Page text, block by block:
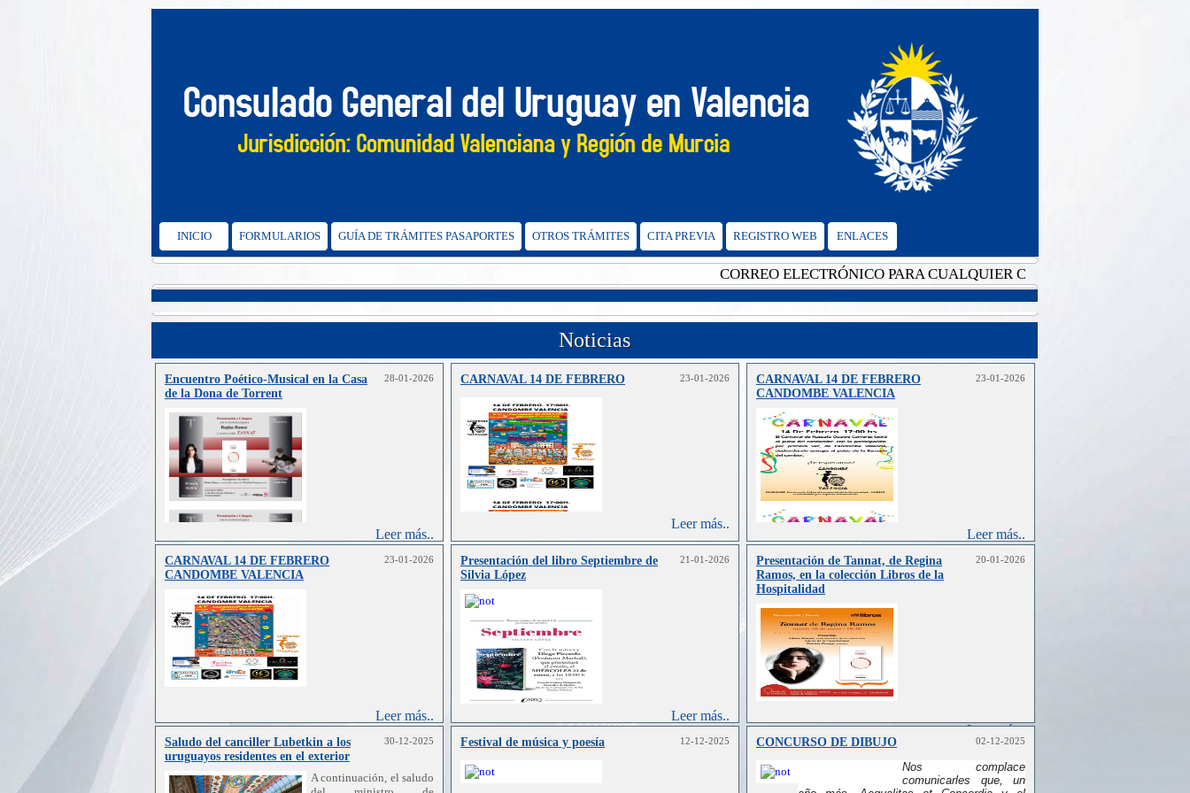
INICIO FORMULARIOS GUÍA DE TRÁMITES PASAPORTES OTROS TRÁMITES CITA PREVIA REGISTRO WEB ENLACES
CORREO ELECTRÓNICO PARA CUALQUIER CONSULTA:
Noticias
Encuentro Poético‑Musical en la Casa
de la Dona de Torrent
28-01-2026
Leer más..
CARNAVAL 14 DE FEBRERO 23-01-2026
Leer más..
CARNAVAL 14 DE FEBRERO
CANDOMBE VALENCIA
23-01-2026
Leer más..
CARNAVAL 14 DE FEBRERO
CANDOMBE VALENCIA
23-01-2026
Leer más..
Presentación del libro Septiembre de
Silvia López
21-01-2026
Leer más..
Presentación de Tannat, de Regina
Ramos, en la colección Libros de la
Hospitalidad
20-01-2026
Leer más..
Saludo del canciller Lubetkin a los
uruguayos residentes en el exterior
30-12-2025
A continuación, el saludo
Festival de música y poesía 12-12-2025 CONCURSO DE DIBUJO 02-12-2025
Nos complace
comunicarles que, un